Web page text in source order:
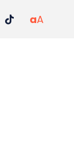
aA